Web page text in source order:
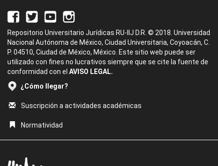
Repositorio Universitario Jurídicas RU-IIJ D.R. © 2018. Universidad
Nacional Autónoma de México, Ciudad Universitaria, Coyoacán, C.
P. 04510, Ciudad de México, México. Este sitio web puede ser
utilizado con fines no lucrativos siempre que se cite la fuente de
conformidad con el AVISO LEGAL.
¿Cómo llegar?
Suscripción a actividades académicas
Normatividad